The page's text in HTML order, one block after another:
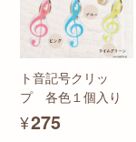
ト音記号クリッ
プ 各色１個入り
¥275